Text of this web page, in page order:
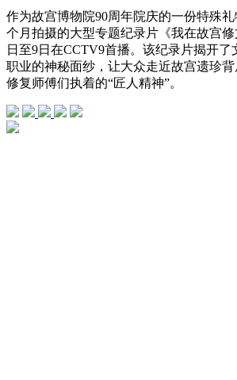
作为故宫博物院90周年院庆的一份特殊
个月拍摄的大型专题纪录片《我在故宫修
日至9日在CCTV9首播。该纪录片揭开
职业的神秘面纱，让大众走近故宫遗珍
修复师傅们执着的“匠人精神”。